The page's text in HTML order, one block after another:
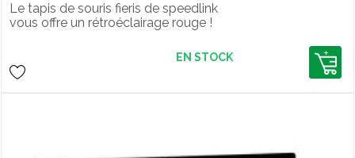
Le tapis de souris fieris de speedlink
vous offre un rétroéclairage rouge !
EN STOCK